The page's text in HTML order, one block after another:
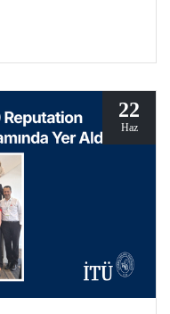
konferansında
22
Haz